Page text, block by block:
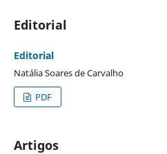
Editorial
Editorial
Natália Soares de Carvalho
PDF
Artigos